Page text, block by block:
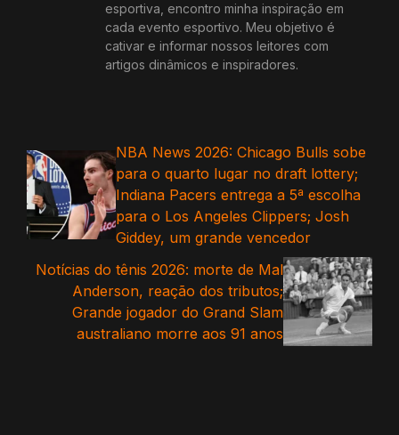
esportiva, encontro minha inspiração em
cada evento esportivo. Meu objetivo é
cativar e informar nossos leitores com
artigos dinâmicos e inspiradores.
NBA News 2026: Chicago Bulls sobe
para o quarto lugar no draft lottery;
Indiana Pacers entrega a 5ª escolha
para o Los Angeles Clippers; Josh
Giddey, um grande vencedor
Notícias do tênis 2026: morte de Mal
Anderson, reação dos tributos;
Grande jogador do Grand Slam
australiano morre aos 91 anos